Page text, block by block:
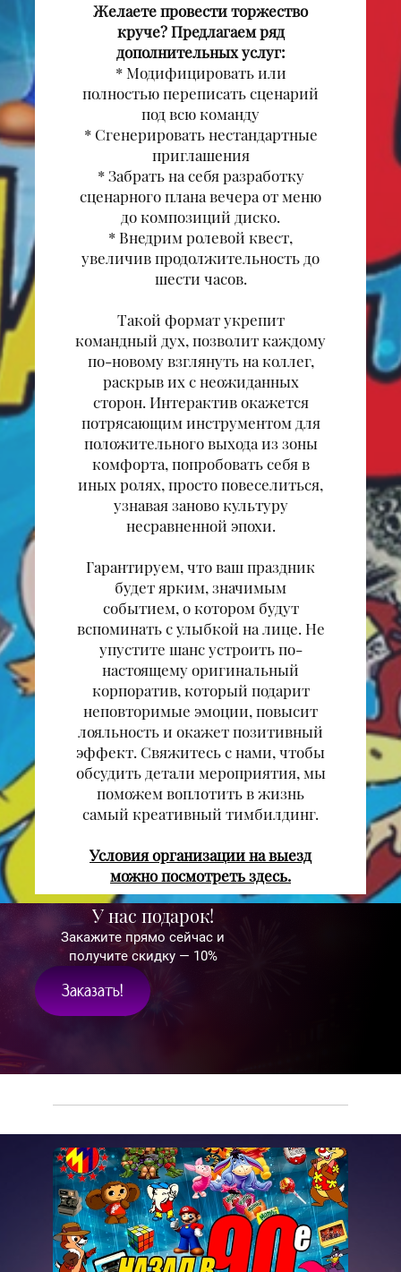
Желаете провести торжество
круче? Предлагаем ряд
дополнительных услуг:
* Модифицировать или
полностью переписать сценарий
под всю команду
* Сгенерировать нестандартные
приглашения
* Забрать на себя разработку
сценарного плана вечера от меню
до композиций диско.
* Внедрим ролевой квест,
увеличив продолжительность до
шести часов.
Такой формат укрепит
командный дух, позволит каждому
по-новому взглянуть на коллег,
раскрыв их с неожиданных
сторон. Интерактив окажется
потрясающим инструментом для
положительного выхода из зоны
комфорта, попробовать себя в
иных ролях, просто повеселиться,
узнавая заново культуру
несравненной эпохи.
Гарантируем, что ваш праздник
будет ярким, значимым
событием, о котором будут
вспоминать с улыбкой на лице. Не
упустите шанс устроить по-
настоящему оригинальный
корпоратив, который подарит
неповторимые эмоции, повысит
лояльность и окажет позитивный
эффект. Свяжитесь с нами, чтобы
обсудить детали мероприятия, мы
поможем воплотить в жизнь
самый креативный тимбилдинг.
Условия организации на выезд
можно посмотреть здесь.
У нас подарок!
Закажите прямо сейчас и
получите скидку — 10%
Заказать!